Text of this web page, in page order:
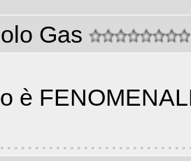
Gas
è